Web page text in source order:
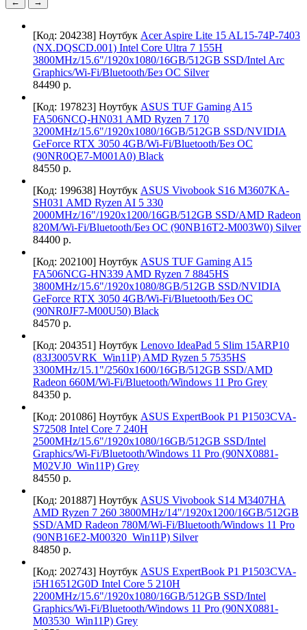
[Код: 204238] Ноутбук Acer Aspire Lite 15 AL15-74P-7403
(NX.DQSCD.001) Intel Core Ultra 7 155H
3800MHz/15.6"/1920x1080/16GB/512GB SSD/Intel Arc
Graphics/Wi-Fi/Bluetooth/Без ОС Silver
84490 р.
[Код: 197823] Ноутбук ASUS TUF Gaming A15
FA506NCQ-HN031 AMD Ryzen 7 170
3200MHz/15.6"/1920x1080/16GB/512GB SSD/NVIDIA
GeForce RTX 3050 4GB/Wi-Fi/Bluetooth/Без ОС
(90NR0QE7-M001A0) Black
84550 р.
[Код: 199638] Ноутбук ASUS Vivobook S16 M3607KA-
SH031 AMD Ryzen AI 5 330
2000MHz/16"/1920x1200/16GB/512GB SSD/AMD Radeon
820M/Wi-Fi/Bluetooth/Без ОС (90NB16T2-M003W0) Silver
84400 р.
[Код: 202100] Ноутбук ASUS TUF Gaming A15
FA506NCG-HN339 AMD Ryzen 7 8845HS
3800MHz/15.6"/1920x1080/8GB/512GB SSD/NVIDIA
GeForce RTX 3050 4GB/Wi-Fi/Bluetooth/Без ОС
(90NR0JF7-M00U50) Black
84570 р.
[Код: 204351] Ноутбук Lenovo IdeaPad 5 Slim 15ARP10
(83J3005VRK_Win11P) AMD Ryzen 5 7535HS
3300MHz/15.1"/2560x1600/16GB/512GB SSD/AMD
Radeon 660M/Wi-Fi/Bluetooth/Windows 11 Pro Grey
84350 р.
[Код: 201086] Ноутбук ASUS ExpertBook P1 P1503CVA-
S72508 Intel Core 7 240H
2500MHz/15.6"/1920x1080/16GB/512GB SSD/Intel
Graphics/Wi-Fi/Bluetooth/Windows 11 Pro (90NX0881-
M02VJ0_Win11P) Grey
84550 р.
[Код: 201887] Ноутбук ASUS Vivobook S14 M3407HA
AMD Ryzen 7 260 3800MHz/14"/1920x1200/16GB/512GB
SSD/AMD Radeon 780M/Wi-Fi/Bluetooth/Windows 11 Pro
(90NB16E2-M00320_Win11P) Silver
84850 р.
[Код: 202743] Ноутбук ASUS ExpertBook P1 P1503CVA-
i5H16512G0D Intel Core 5 210H
2200MHz/15.6"/1920x1080/16GB/512GB SSD/Intel
Graphics/Wi-Fi/Bluetooth/Windows 11 Pro (90NX0881-
M03530_Win11P) Grey